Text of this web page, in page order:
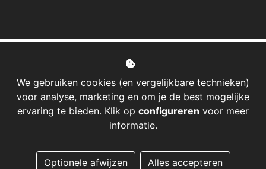
We gebruiken cookies (en vergelijkbare technieken)
voor analyse, marketing en om je de best mogelijke
ervaring te bieden. Klik op configureren voor meer
informatie.
Optionele afwijzen Alles accepteren
Managed hosting